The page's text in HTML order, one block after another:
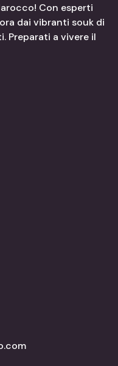
Con esperti
dai vibranti souk di
Preparati a vivere il